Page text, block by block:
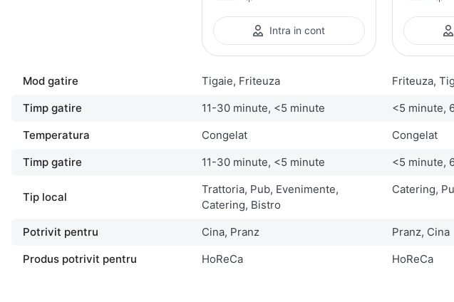
Intra in cont
Mod gatire Tigaie, Friteuza Friteuza,
Timp gatire
11-30 minute, <5 minute <5 minute,
Temperatura
Congelat Congelat
Timp gatire
11-30 minute, <5 minute <5 minute,
Tip local
Trattoria, Pub, Evenimente,
Catering, Bistro
Catering,
Potrivit pentru
Cina, Pranz Pranz, Cina
Produs potrivit pentru
HoReCa HoReCa